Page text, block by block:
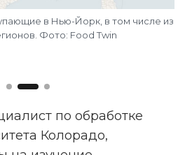
в Нью-Йорк, в том числе из
Фото: Food Twin
по обработке
Колорадо,